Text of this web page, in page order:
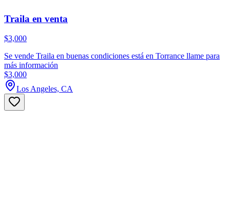
Traila en venta
$3,000
Se vende Traila en buenas condiciones está en Torrance llame para
más información
$3,000
Los Angeles, CA